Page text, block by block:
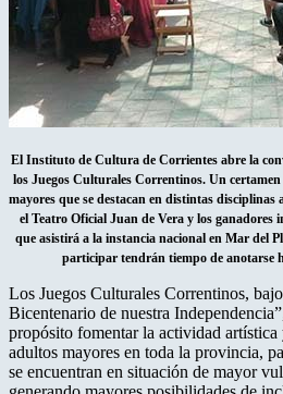
El Instituto de Cultura de Corrientes abre la
los Juegos Culturales Correntinos. Un
mayores que se destacan en distintas
el Teatro Oficial Juan de Vera y los ganadores
que asistirá a la instancia nacional en Mar del
participar tendrán tiempo de anotarse
Los Juegos Culturales Correntinos,
Bicentenario de nuestra
propósito fomentar la actividad
adultos mayores en toda la provincia,
se encuentran en situación de mayor